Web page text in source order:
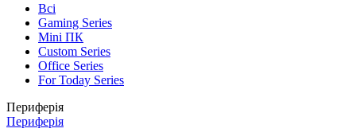
Всі
Gaming Series
Mini ПК
Custom Series
Office Series
For Today Series
Периферія
Периферія